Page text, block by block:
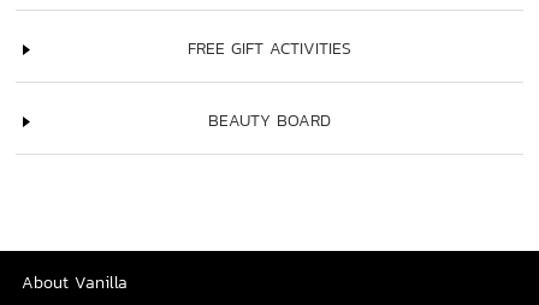
FREE GIFT ACTIVITIES
BEAUTY BOARD
About Vanilla